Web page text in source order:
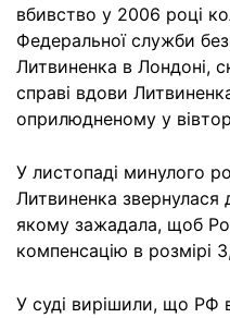
вбивство у 2006 році
Федеральної служби
Литвиненка в Лондоні,
справі вдови
оприлюдненому у
У листопаді минулого
Литвиненка
якому зажадала, щоб
компенсацію в розмірі
У суді вирішили, що РФ